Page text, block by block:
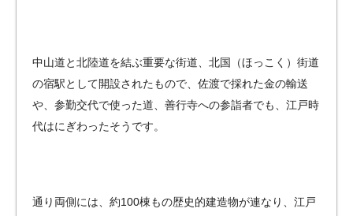
中山道と北陸道を結ぶ重要な街道、北国（ほっこく）街道
の宿駅として開設されたもので、佐渡で採れた金の輸送
や、参勤交代で使った道、善行寺への参詣者でも、江戸時
代はにぎわったそうです。
通り両側には、約100棟もの歴史的建造物が連なり、江戸